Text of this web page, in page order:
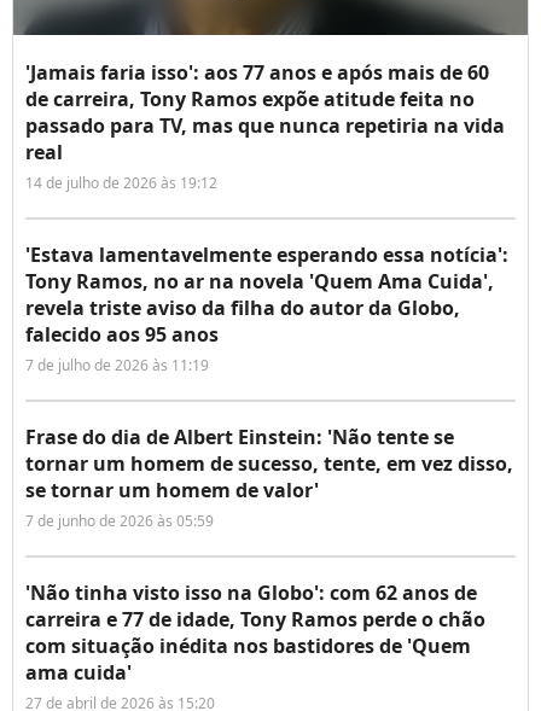
'Jamais faria isso': aos 77 anos e após mais de 60
de carreira, Tony Ramos expõe atitude feita no
passado para TV, mas que nunca repetiria na vida
real
14 de julho de 2026 às 19:12
'Estava lamentavelmente esperando essa notícia':
Tony Ramos, no ar na novela 'Quem Ama Cuida',
revela triste aviso da filha do autor da Globo,
falecido aos 95 anos
7 de julho de 2026 às 11:19
Frase do dia de Albert Einstein: 'Não tente se
tornar um homem de sucesso, tente, em vez disso,
se tornar um homem de valor'
7 de junho de 2026 às 05:59
'Não tinha visto isso na Globo': com 62 anos de
carreira e 77 de idade, Tony Ramos perde o chão
com situação inédita nos bastidores de 'Quem
ama cuida'
27 de abril de 2026 às 15:20